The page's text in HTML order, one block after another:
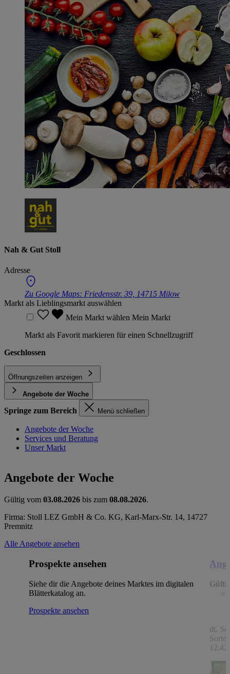
Nah & Gut Stoll
Adresse
Zu Google Maps: Friedensstr. 39, 14715 Milow
Markt als Lieblingsmarkt auswählen
Mein Markt wählen Mein Markt
Markt als Favorit markieren für einen Schnellzugriff
Geschlossen
Öffnungszeiten anzeigen
Angebote der Woche
Springe zum Bereich Menü schließen
Angebote der Woche
Services und Beratung
Unser Markt
Angebote der Woche
Gültig vom 03.08.2026 bis zum 08.08.2026.
Firma: Stoll LEZ GmbH & Co. KG, Karl-Marx-Str. 14, 14727
Premnitz
Alle Angebote ansehen
Prospekte ansehen
Siehe dir die Angebote deines Marktes im digitalen
Blätterkatalog an.
Prospekte ansehen
dt.